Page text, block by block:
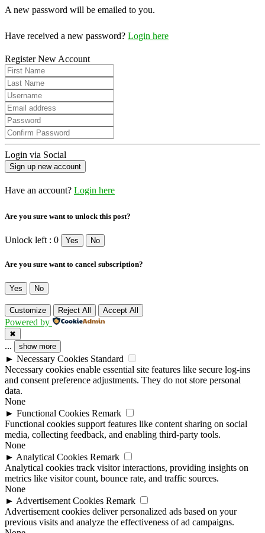
A new password will be emailed to you.
Have received a new password? Login here
Register New Account
Login via Social
Have an account? Login here
Are you sure want to unlock this post?
Unlock left : 0 Yes No
Are you sure want to cancel subscription?
Yes No
Customize Reject All Accept All
Powered by
✖
... show more
► Necessary Cookies Standard
Necessary cookies enable essential site features like secure log-ins
and consent preference adjustments. They do not store personal
data.
None
► Functional Cookies Remark
Functional cookies support features like content sharing on social
media, collecting feedback, and enabling third-party tools.
None
► Analytical Cookies Remark
Analytical cookies track visitor interactions, providing insights on
metrics like visitor count, bounce rate, and traffic sources.
None
► Advertisement Cookies Remark
Advertisement cookies deliver personalized ads based on your
previous visits and analyze the effectiveness of ad campaigns.